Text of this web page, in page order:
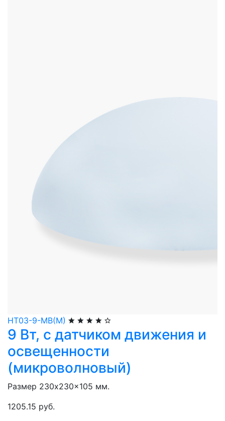
НТ03-9-МВ(М)
9 Вт, с датчиком движения и
освещенности
(микроволновый)
Размер 230x230x105 мм.
1205.15 руб.